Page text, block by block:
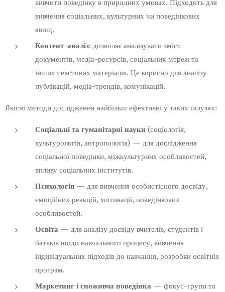
вивчити поведінку в природних умовах. Підходить для
вивчення соціальних, культурних чи поведінкових
явищ.
Контент-аналіз: дозволяє аналізувати зміст
документів, медіа-ресурсів, соціальних мереж та
інших текстових матеріалів. Це корисно для аналізу
публікацій, медіа-трендів, комунікацій.
Якісні методи дослідження найбільш ефективні у таких галузях:
Соціальні та гуманітарні науки (соціологія,
культурологія, антропологія) — для дослідження
соціальної поведінки, міжкультурних особливостей,
впливу соціальних інститутів.
Психологія — для вивчення особистісного досвіду,
емоційних реакцій, мотивації, поведінкових
особливостей.
Освіта — для аналізу досвіду вчителів, студентів і
батьків щодо навчального процесу, вивчення
індивідуальних підходів до навчання, розробки освітніх
програм.
Маркетинг і споживча поведінка — фокус-групи та